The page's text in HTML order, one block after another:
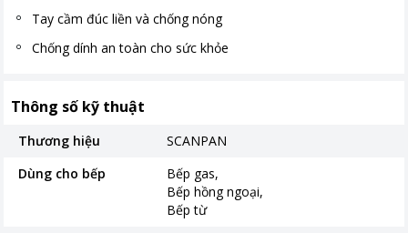
Tay cầm đúc liền và chống nóng
Chống dính an toàn cho sức khỏe
Thông số kỹ thuật
Thương hiệu
SCANPAN
Dùng cho bếp
Bếp gas
Bếp hồng ngoại
Bếp từ